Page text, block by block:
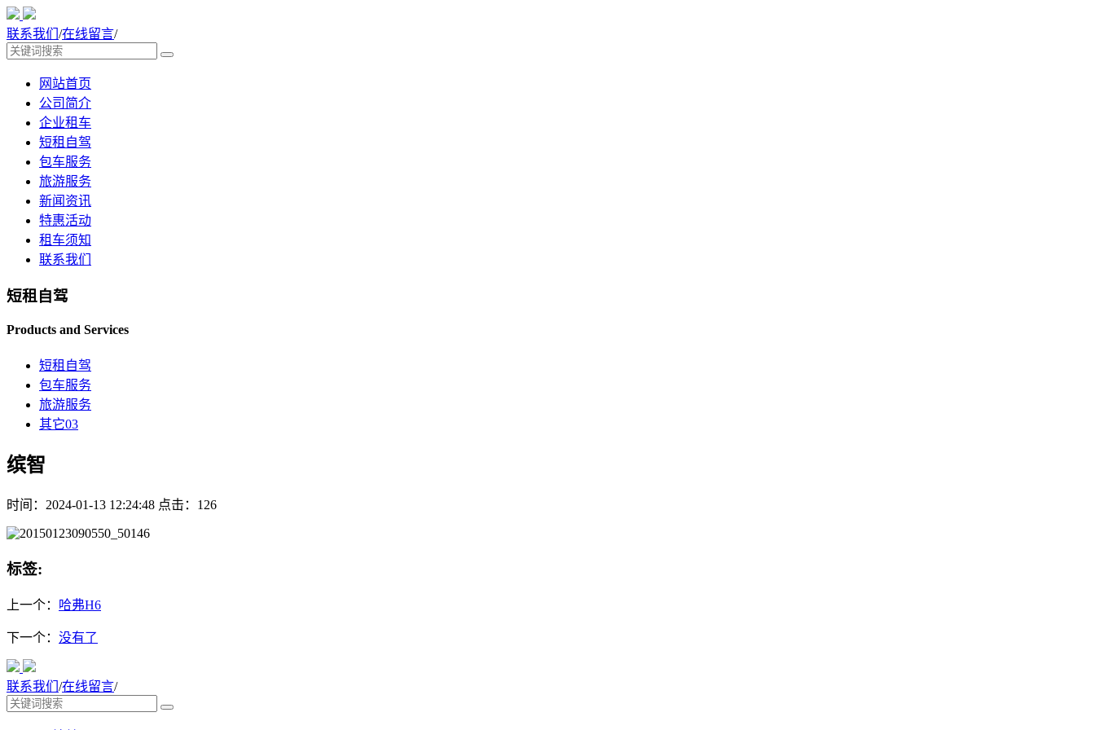
联系我们 /在线留言/
网站首页
公司简介
企业租车
短租自驾
包车服务
旅游服务
新闻资讯
特惠活动
租车须知
联系我们
短租自驾
Products and Services
短租自驾
包车服务
旅游服务
其它03
缤智
时间：2024-01-13 12:24:48 点击：126
标签:
上一个： 哈弗H6
下一个： 没有了
联系我们 /在线留言/